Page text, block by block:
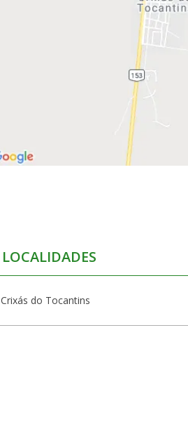
LOCALIDADES
Crixás do Tocantins